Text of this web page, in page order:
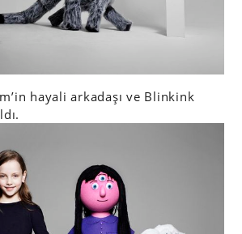
hayali arkadaşı ve Blinkink